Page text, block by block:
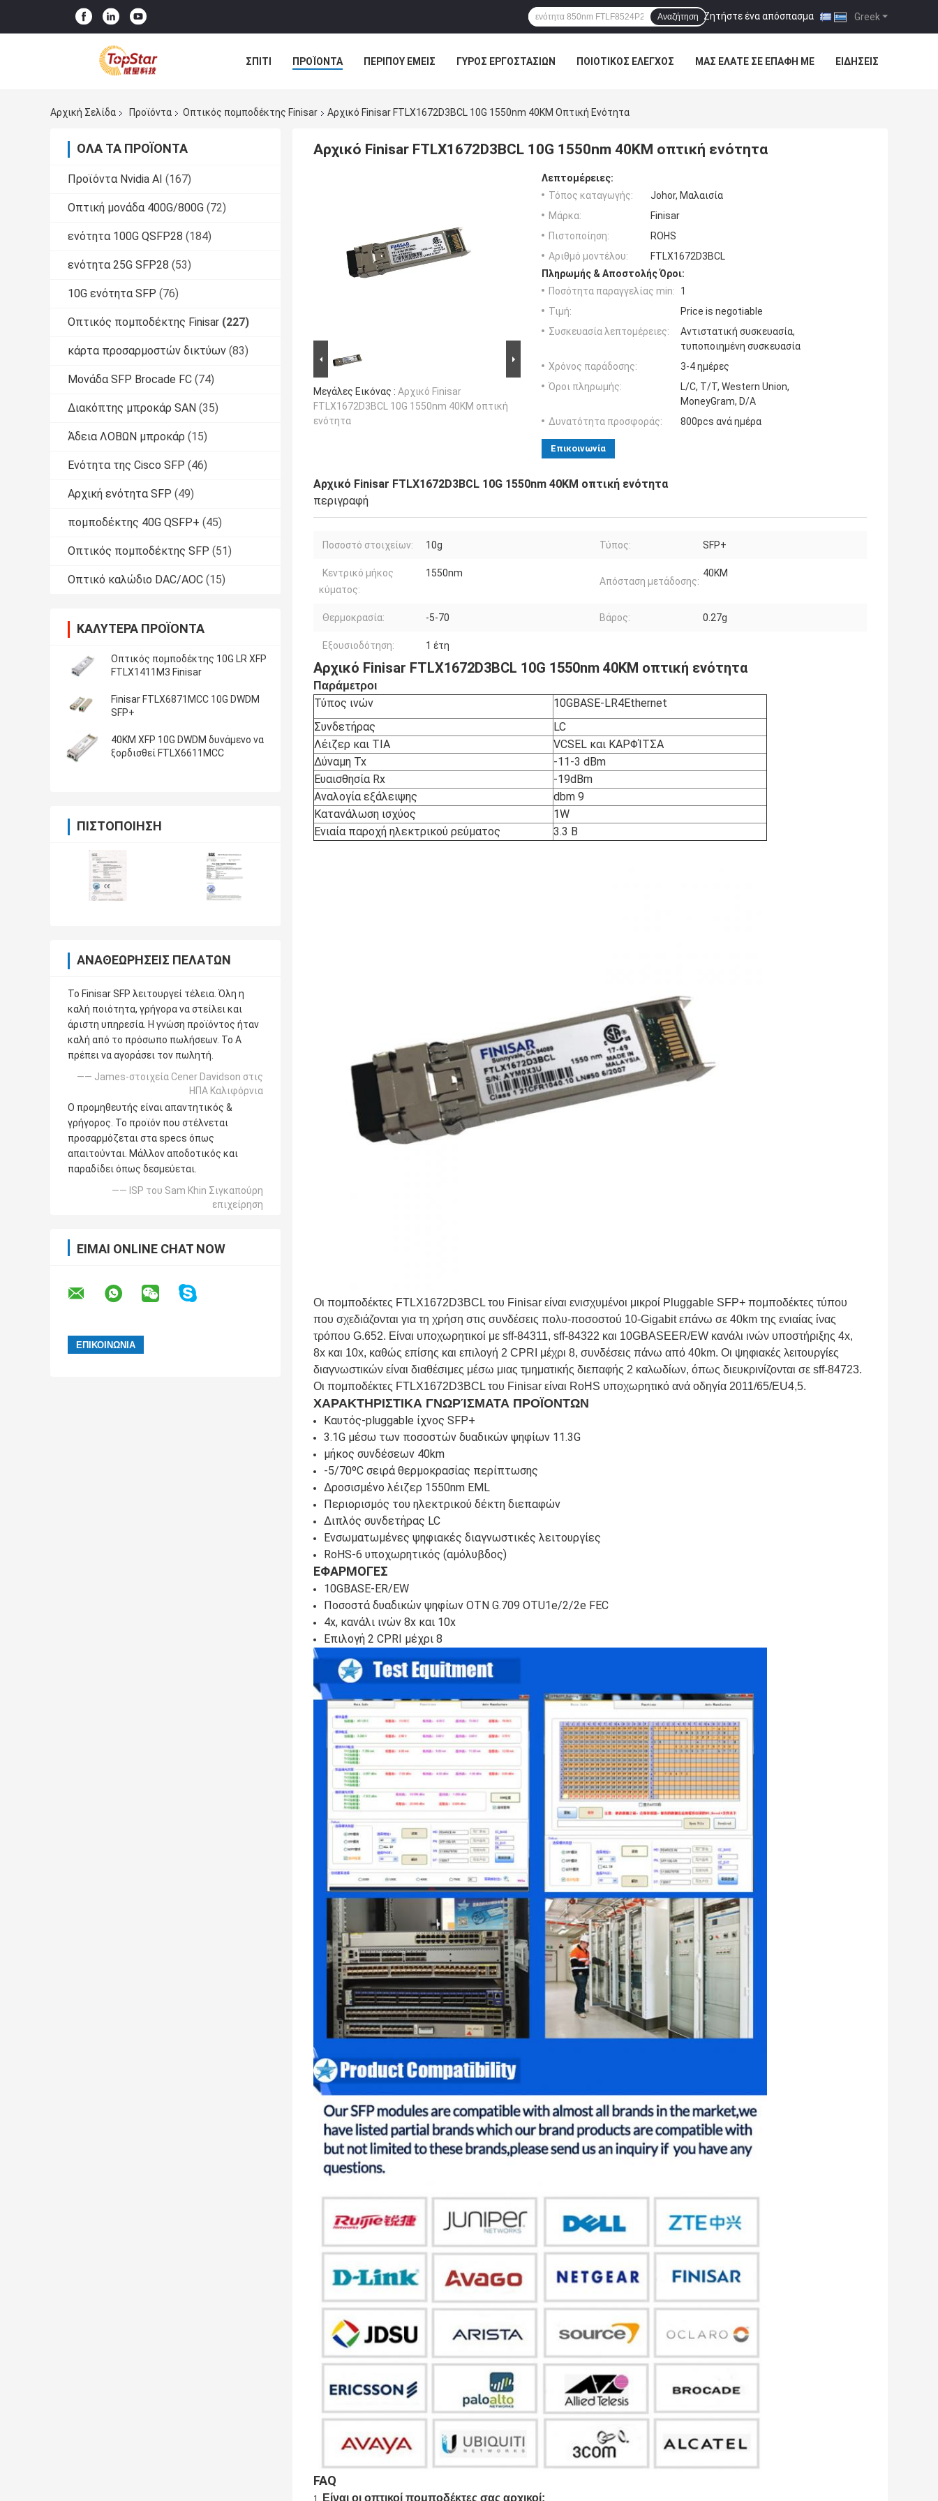
Greek
Ζητήστε ένα απόσπασμα |
Αναζήτηση
ΣΠΊΤΙ ΠΡΟΪΌΝΤΑ ΠΕΡΊΠΟΥ ΕΜΕΊΣ ΓΎΡΟΣ ΕΡΓΟΣΤΑΣΊΩΝ ΠΟΙΟΤΙΚΌΣ ΈΛΕΓΧΟΣ ΜΑΣ ΕΛΆΤΕ ΣΕ ΕΠΑΦΉ ΜΕ ΕΙΔΉΣΕΙΣ
Αρχική Σελίδα Προϊόντα Οπτικός πομποδέκτης Finisar Αρχικό Finisar FTLX1672D3BCL 10G 1550nm 40KM Οπτική Ενότητα
ΌΛΑ ΤΑ ΠΡΟΪΌΝΤΑ
Προϊόντα Nvidia AI (167)
Οπτική μονάδα 400G/800G (72)
ενότητα 100G QSFP28 (184)
ενότητα 25G SFP28 (53)
10G ενότητα SFP (76)
Οπτικός πομποδέκτης Finisar (227)
κάρτα προσαρμοστών δικτύων (83)
Μονάδα SFP Brocade FC (74)
Διακόπτης μπροκάρ SAN (35)
Άδεια ΛΟΒΩΝ μπροκάρ (15)
Ενότητα της Cisco SFP (46)
Αρχική ενότητα SFP (49)
πομποδέκτης 40G QSFP+ (45)
Οπτικός πομποδέκτης SFP (51)
Οπτικό καλώδιο DAC/AOC (15)
ΚΑΛΎΤΕΡΑ ΠΡΟΪΌΝΤΑ
Οπτικός πομποδέκτης 10G LR XFP
FTLX1411M3 Finisar
Finisar FTLX6871MCC 10G DWDM
SFP+
40KM XFP 10G DWDM δυνάμενο να
ξορδισθεί FTLX6611MCC
ΠΙΣΤΟΠΟΊΗΣΗ
ΑΝΑΘΕΩΡΉΣΕΙΣ ΠΕΛΑΤΏΝ
Το Finisar SFP λειτουργεί τέλεια. Όλη η
καλή ποιότητα, γρήγορα να στείλει και
άριστη υπηρεσία. Η γνώση προϊόντος ήταν
καλή από το πρόσωπο πωλήσεων. Το Α
πρέπει να αγοράσει τον πωλητή.
—— James-στοιχεία Cener Davidson στις
ΗΠΑ Καλιφόρνια
Ο προμηθευτής είναι απαντητικός &
γρήγορος. Το προϊόν που στέλνεται
προσαρμόζεται στα specs όπως
απαιτούνται. Μάλλον αποδοτικός και
παραδίδει όπως δεσμεύεται.
—— ISP του Sam Khin Σιγκαπούρη
επιχείρηση
ΕΊΜΑΙ ONLINE CHAT NOW
Αρχικό Finisar FTLX1672D3BCL 10G 1550nm 40KM οπτική ενότητα
Μεγάλες Εικόνας : Αρχικό Finisar
FTLX1672D3BCL 10G 1550nm 40KM οπτική
ενότητα
Λεπτομέρειες:
Τόπος καταγωγής:
Johor, Μαλαισία
Μάρκα:
Finisar
Πιστοποίηση:
ROHS
Αριθμό μοντέλου:
FTLX1672D3BCL
Πληρωμής & Αποστολής Όροι:
Ποσότητα παραγγελίας min:
1
Τιμή:
Price is negotiable
Συσκευασία λεπτομέρειες:
Αντιστατική συσκευασία,
τυποποιημένη συσκευασία
Χρόνος παράδοσης:
3-4 ημέρες
Όροι πληρωμής:
L/C, T/T, Western Union,
MoneyGram, D/A
Δυνατότητα προσφοράς:
800pcs ανά ημέρα
Επικοινωνία
Αρχικό Finisar FTLX1672D3BCL 10G 1550nm 40KM οπτική ενότητα
περιγραφή
Ποσοστό στοιχείων: 10g Τύπος: SFP+
Κεντρικό μήκος
κύματος:
1550nm
Απόσταση μετάδοσης:
40KM
Θερμοκρασία: -5-70 Βάρος: 0.27g
Εξουσιοδότηση: 1 έτη
Αρχικό Finisar FTLX1672D3BCL 10G 1550nm 40KM οπτική ενότητα
Παράμετροι
Τύπος ινών
10GBASE-LR4Ethernet
Συνδετήρας
LC
Λέιζερ και TIA
VCSEL και ΚΑΡΦΊΤΣΑ
Δύναμη Tx
-11-3 dBm
Ευαισθησία Rx
-19dBm
Αναλογία εξάλειψης
dbm 9
Κατανάλωση ισχύος
1W
Ενιαία παροχή ηλεκτρικού ρεύματος
3.3 Β
Οι πομποδέκτες FTLX1672D3BCL του Finisar είναι ενισχυμένοι μικροί Pluggable SFP+ πομποδέκτες τύπου
που σχεδιάζονται για τη χρήση στις συνδέσεις πολυ-ποσοστού 10-Gigabit επάνω σε 40km της ενιαίας ίνας
τρόπου G.652. Είναι υποχωρητικοί με sff-84311, sff-84322 και 10GBASEER/EW κανάλι ινών υποστήριξης 4x,
8x και 10x, καθώς επίσης και επιλογή 2 CPRI μέχρι 8, συνδέσεις πάνω από 40km. Οι ψηφιακές λειτουργίες
διαγνωστικών είναι διαθέσιμες μέσω μιας τμηματικής διεπαφής 2 καλωδίων, όπως διευκρινίζονται σε sff-84723.
Οι πομποδέκτες FTLX1672D3BCL του Finisar είναι RoHS υποχωρητικό ανά οδηγία 2011/65/EU4,5.
ΧΑΡΑΚΤΗΡΙΣΤΙΚΑ ΓΝΩΡΊΣΜΑΤΑ ΠΡΟΪΟΝΤΩΝ
Καυτός-pluggable ίχνος SFP+
3.1G μέσω των ποσοστών δυαδικών ψηφίων 11.3G
μήκος συνδέσεων 40km
-5/70ºC σειρά θερμοκρασίας περίπτωσης
Δροσισμένο λέιζερ 1550nm EML
Περιορισμός του ηλεκτρικού δέκτη διεπαφών
Διπλός συνδετήρας LC
Ενσωματωμένες ψηφιακές διαγνωστικές λειτουργίες
RoHS-6 υποχωρητικός (αμόλυβδος)
ΕΦΑΡΜΟΓΕΣ
10GBASE-ER/EW
Ποσοστά δυαδικών ψηφίων OTN G.709 OTU1e/2/2e FEC
4x, κανάλι ινών 8x και 10x
Επιλογή 2 CPRI μέχρι 8
FAQ
1. Είναι οι οπτικοί πομποδέκτες σας αρχικοί;